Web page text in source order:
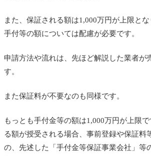
また、保証される額は1,000万円が上限と
手付等の額については配慮が必要です。
申請方法や流れは、先ほど解説した業者が
す。
また保証料が不要なのも同様です。
もっとも手付金等の額は1,000万円が上限
る額が授受される場合、事前登録や保証料
の、先述した「手付金等保証事業会社」等